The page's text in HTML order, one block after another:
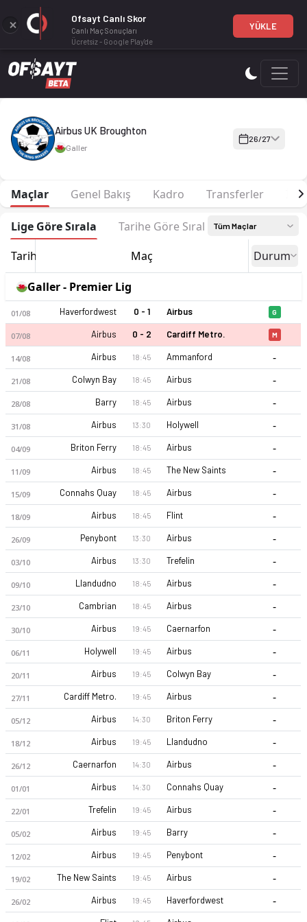
Airbus UK Broughton 26-27 sezonu | Premier Lig'de 10.
Airbus UK Broughton 26-27 sezonu | Premier Lig'de 10.
Airbus UK Broughton
Galler
26/27
Maçlar Genel Bakış Kadro Transferler
Lige Göre Sırala Tarihe Göre Sırala Tüm Maçlar
Tarih Maç Durum
Galler - Premier Lig
01/08 Haverfordwest 0 - 1 Airbus G
07/08 Airbus 0 - 2 Cardiff Metro. M
14/08 Airbus 18:45 Ammanford -
21/08 Colwyn Bay 18:45 Airbus -
28/08 Barry 18:45 Airbus -
31/08 Airbus 13:30 Holywell -
04/09 Briton Ferry 18:45 Airbus -
11/09 Airbus 18:45 The New Saints -
15/09 Connahs Quay 18:45 Airbus -
18/09 Airbus 18:45 Flint -
26/09 Penybont 13:30 Airbus -
03/10 Airbus 13:30 Trefelin -
09/10 Llandudno 18:45 Airbus -
23/10 Cambrian 18:45 Airbus -
30/10 Airbus 19:45 Caernarfon -
06/11 Holywell 19:45 Airbus -
20/11 Airbus 19:45 Colwyn Bay -
27/11 Cardiff Metro. 19:45 Airbus -
05/12 Airbus 14:30 Briton Ferry -
18/12 Airbus 19:45 Llandudno -
26/12 Caernarfon 14:30 Airbus -
01/01 Airbus 14:30 Connahs Quay -
22/01 Trefelin 19:45 Airbus -
05/02 Airbus 19:45 Barry -
12/02 Airbus 19:45 Penybont -
19/02 The New Saints 19:45 Airbus -
26/02 Airbus 19:45 Haverfordwest -
Ofsayt Canlı Skor
Canlı Maç Sonuçları
Ücretsiz - Google Play'de
YÜKLE